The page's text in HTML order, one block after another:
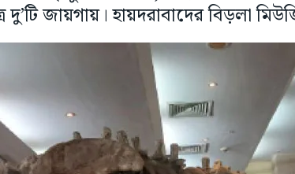
দু’টি জায়গায়। হায়দরাবাদের বিড়লা